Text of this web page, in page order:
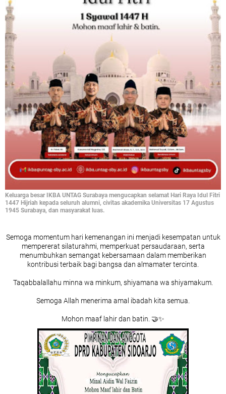
Keluarga besar IKBA UNTAG Surabaya mengucapkan selamat Hari Raya Idul Fitri
1447 Hijriah kepada seluruh alumni, civitas akademika Universitas 17 Agustus
1945 Surabaya, dan masyarakat luas.
Semoga momentum hari kemenangan ini menjadi kesempatan untuk
mempererat silaturahmi, memperkuat persaudaraan, serta
menumbuhkan semangat kebersamaan dalam memberikan
kontribusi terbaik bagi bangsa dan almamater tercinta.
Taqabbalallahu minna wa minkum, shiyamana wa shiyamakum.
Semoga Allah menerima amal ibadah kita semua.
Mohon maaf lahir dan batin. 🤝✨